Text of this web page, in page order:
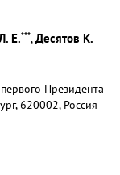
Е.***,Десятов К.
Президента
620002, Россия